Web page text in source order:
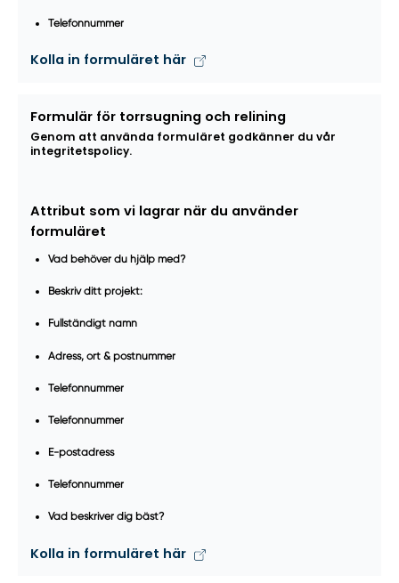
Telefonnummer
Kolla in formuläret här
Formulär för torrsugning och relining
Genom att använda formuläret godkänner du vår
integritetspolicy.
Attribut som vi lagrar när du använder
formuläret
Vad behöver du hjälp med?
Beskriv ditt projekt:
Fullständigt namn
Adress, ort & postnummer
Telefonnummer
Telefonnummer
E-postadress
Telefonnummer
Vad beskriver dig bäst?
Kolla in formuläret här